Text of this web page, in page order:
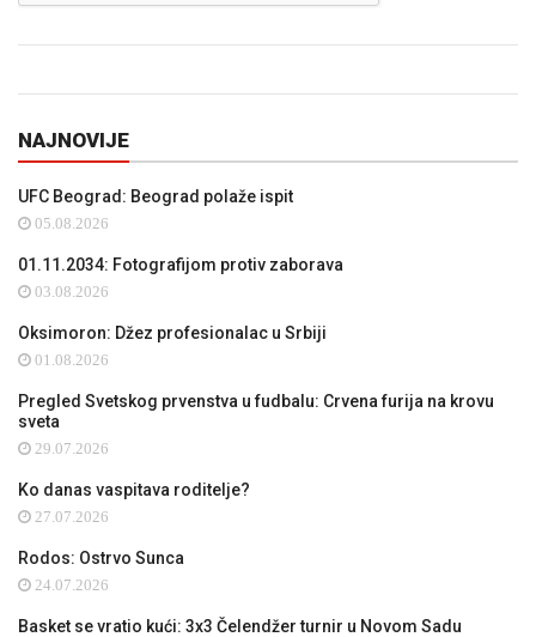
NAJNOVIJE
UFC Beograd: Beograd polaže ispit
05.08.2026
01.11.2034: Fotografijom protiv zaborava
03.08.2026
Oksimoron: Džez profesionalac u Srbiji
01.08.2026
Pregled Svetskog prvenstva u fudbalu: Crvena furija na krovu
sveta
29.07.2026
Ko danas vaspitava roditelje?
27.07.2026
Rodos: Ostrvo Sunca
24.07.2026
Basket se vratio kući: 3x3 Čelendžer turnir u Novom Sadu